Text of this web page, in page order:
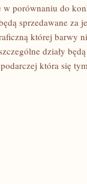
w porównaniu do
sprzedawane
której barwy
działy
która się